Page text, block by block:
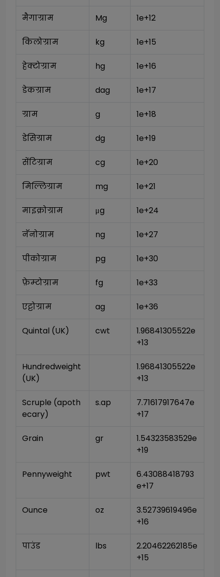
मैगाग्राम Mg 1e+12
किलोग्राम kg 1e+15
हेक्टोग्राम hg 1e+16
डेकग्राम dag 1e+17
ग्राम g 1e+18
डेसिग्राम dg 1e+19
सेंटिग्राम cg 1e+20
मिल्लिग्राम mg 1e+21
माइक्रोग्राम μg 1e+24
नॅनोग्राम ng 1e+27
पीकोग्राम pg 1e+30
फ़ेम्टोग्राम fg 1e+33
एट्टोग्राम ag 1e+36
Quintal (UK) cwt
1.96841305522e
+13
Hundredweight
(UK)
1.96841305522e
+13
Scruple (apoth
ecary)
s.ap
7.71617917647e
+17
Grain gr
1.54323583529e
+19
Pennyweight pwt
6.43088418793
e+17
Ounce oz
3.52739619496e
+16
पाउंड lbs
2.20462262185e
+15